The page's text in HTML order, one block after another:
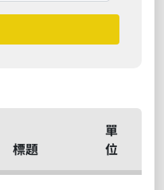
標題
單
位